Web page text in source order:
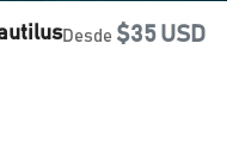
Desde $35 USD